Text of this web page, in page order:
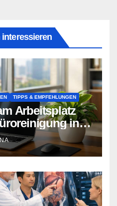
TIPPS & EMPFEHLUNGEN
Arbeitsplatz
in